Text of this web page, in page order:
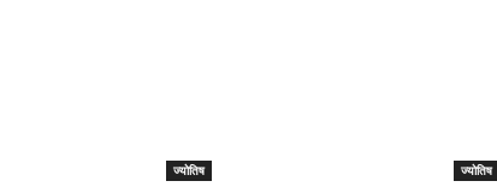
ज्योतिष ज्योतिष